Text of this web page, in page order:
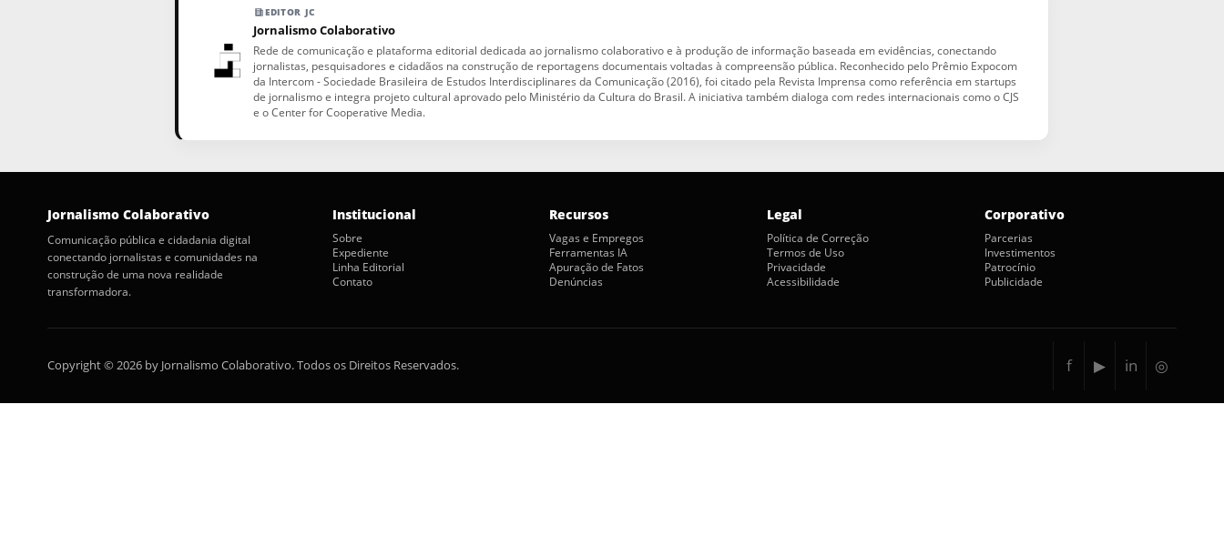
EDITOR JC
Jornalismo Colaborativo
Rede de comunicação e plataforma editorial dedicada ao jornalismo colaborativo e à produção de informação baseada em evidências, conectando
jornalistas, pesquisadores e cidadãos na construção de reportagens documentais voltadas à compreensão pública. Reconhecido pelo Prêmio Expocom
da Intercom - Sociedade Brasileira de Estudos Interdisciplinares da Comunicação (2016), foi citado pela Revista Imprensa como referência em startups
de jornalismo e integra projeto cultural aprovado pelo Ministério da Cultura do Brasil. A iniciativa também dialoga com redes internacionais como o CJS
e o Center for Cooperative Media.
Jornalismo Colaborativo
Comunicação pública e cidadania digital
conectando jornalistas e comunidades na
construção de uma nova realidade
transformadora.
Institucional
Sobre
Expediente
Linha Editorial
Contato
Recursos
Vagas e Empregos
Ferramentas IA
Apuração de Fatos
Denúncias
Legal
Política de Correção
Termos de Uso
Privacidade
Acessibilidade
Corporativo
Parcerias
Investimentos
Patrocínio
Publicidade
Copyright © 2026 by Jornalismo Colaborativo. Todos os Direitos Reservados. f ▶ in ◎